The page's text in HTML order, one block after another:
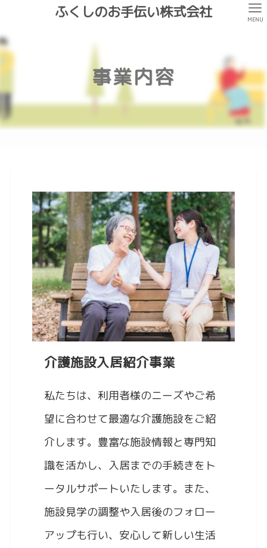
ふくしのお手伝い株式会社 MENU
事業内容
介護施設入居紹介事業
私たちは、利用者様のニーズやご希
望に合わせて最適な介護施設をご紹
介します。豊富な施設情報と専門知
識を活かし、入居までの手続きをト
ータルサポートいたします。また、
施設見学の調整や入居後のフォロー
アップも行い、安心して新しい生活